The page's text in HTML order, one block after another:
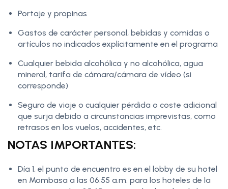
Portaje y propinas
Gastos de carácter personal, bebidas y comidas o
artículos no indicados explícitamente en el programa
Cualquier bebida alcohólica y no alcohólica, agua
mineral, tarifa de cámara/cámara de vídeo (si
corresponde)
Seguro de viaje o cualquier pérdida o coste adicional
que surja debido a circunstancias imprevistas, como
retrasos en los vuelos, accidentes, etc.
NOTAS IMPORTANTES:
Día 1, el punto de encuentro es en el lobby de su hotel
en Mombasa a las 06:55 a.m. para los hoteles de la